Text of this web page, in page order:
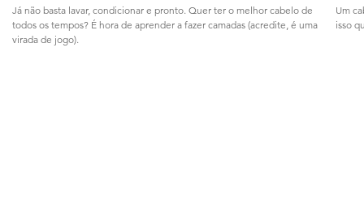
Já não basta lavar, condicionar e pronto. Quer ter o melhor cabelo de
todos os tempos? É hora de aprender a fazer camadas (acredite, é uma
virada de jogo).
Um
isso